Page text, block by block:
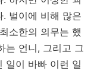
벌이에 비해 많은
소한의 의무는 했
는 언니, 그리고 그
일이 바빠 이런 일